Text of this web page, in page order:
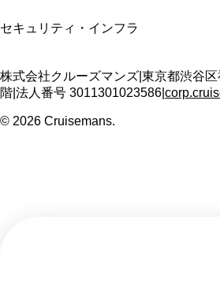
セキュリティ・インフラ
株式会社クルーズマンズ 東京都渋谷
階 法人番号 3011301023586
© 2026 Cruisemans.